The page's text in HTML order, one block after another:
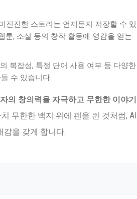
진진한 스토리는 언제든지 저장할 수 있
툰, 소설 등의 창작 활동에 영감을 얻는
복잡성, 특정 단어 사용 여부 등 다양한
수 있습니다.
의 창의력을 자극하고 무한한 이야기
무한한 백지 위에 펜을 쥔 것처럼, AI
을 갖게 합니다.